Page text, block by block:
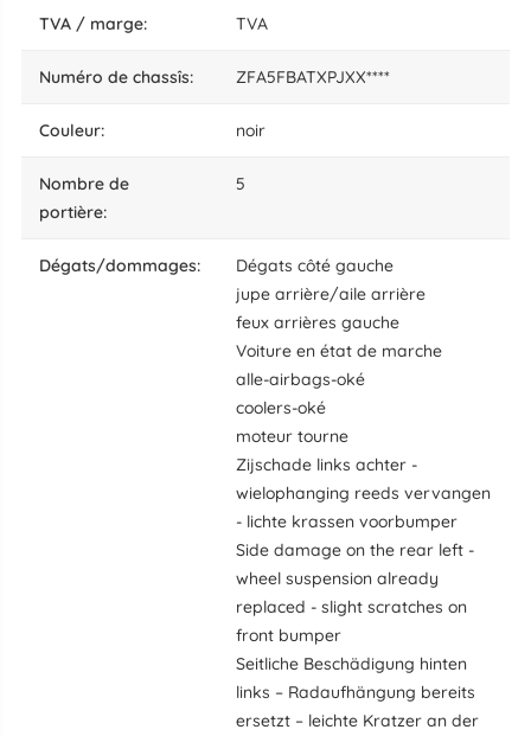
TVA / marge: TVA
numéro de chassîs: ZFA5FBATXPJXX****
couleur: noir
nombre de
portière:
5
dégats/dommages:
Dégats côté gauche
jupe arrière/aile arrière
feux arrières gauche
Voiture en état de marche
alle-airbags-oké
coolers-oké
moteur tourne
Zijschade links achter -
wielophanging reeds vervangen
- lichte krassen voorbumper
Side damage on the rear left -
wheel suspension already
replaced - slight scratches on
front bumper
Seitliche Beschädigung hinten
links – Radaufhängung bereits
ersetzt – leichte Kratzer an der